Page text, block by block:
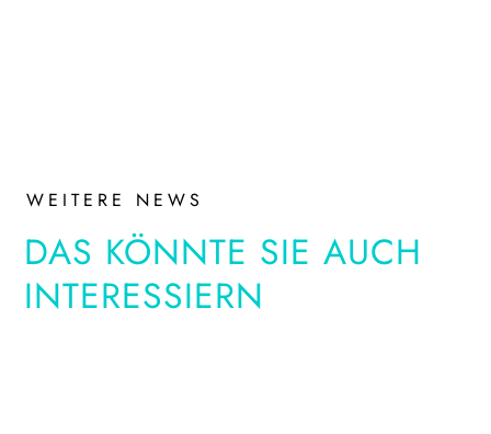
WEITERE NEWS
DAS KÖNNTE SIE AUCH
INTERESSIERN